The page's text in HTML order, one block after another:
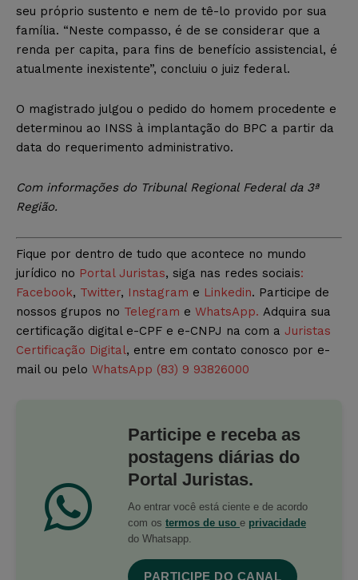
seu próprio sustento e nem de tê-lo provido por sua
família. “Neste compasso, é de se considerar que a
renda per capita, para fins de benefício assistencial, é
atualmente inexistente”, concluiu o juiz federal.
O magistrado julgou o pedido do homem procedente e
determinou ao INSS à implantação do BPC a partir da
data do requerimento administrativo.
Com informações do Tribunal Regional Federal da 3ª
Região.
Fique por dentro de tudo que acontece no mundo
jurídico no Portal Juristas, siga nas redes sociais:
Facebook, Twitter, Instagram e Linkedin. Participe de
nossos grupos no Telegram e WhatsApp. Adquira sua
certificação digital e-CPF e e-CNPJ na com a Juristas
Certificação Digital, entre em contato conosco por e-
mail ou pelo WhatsApp (83) 9 93826000
Participe e receba as
postagens diárias do
Portal Juristas.
Ao entrar você está ciente e de acordo
com os termos de uso e privacidade
do Whatsapp.
PARTICIPE DO CANAL